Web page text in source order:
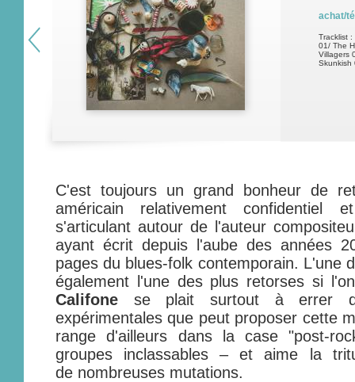
achat/
Tracklist :
01/ The
Villagers
Skunkish
C'est toujours un grand bonheur de
américain relativement confidentiel
s'articulant autour de l'auteur
ayant écrit depuis l'aube des années
pages du blues-folk contemporain. L'une
également l'une des plus retorses si
Califone se plait surtout à errer
expérimentales que peut proposer cette
range d'ailleurs dans la case "post-
groupes inclassables – et aime la
de nombreuses mutations.